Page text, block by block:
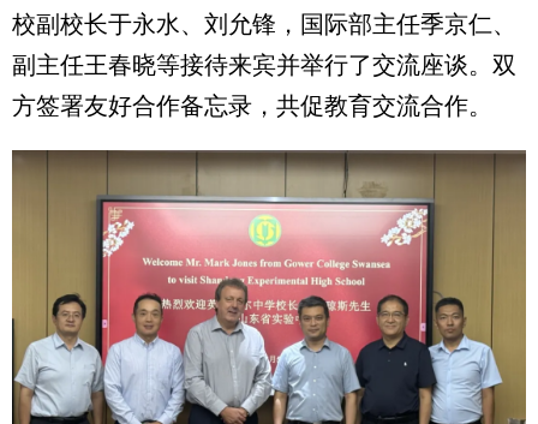
校副校长于永水、刘允锋，国际部主任季京仁、
副主任王春晓等接待来宾并举行了交流座谈。双
方签署友好合作备忘录，共促教育交流合作。